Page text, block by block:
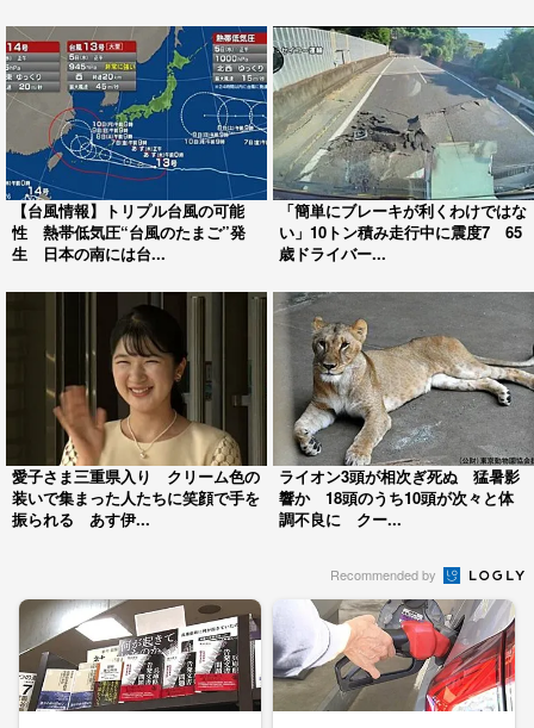
【台風情報】トリプル台風の可能
性 熱帯低気圧“台風のたまご”発
生 日本の南には台...
「簡単にブレーキが利くわけではな
い」10トン積み走行中に震度7 65
歳ドライバー...
愛子さま三重県入り クリーム色の
装いで集まった人たちに笑顔で手を
振られる あす伊...
ライオン3頭が相次ぎ死ぬ 猛暑影
響か 18頭のうち10頭が次々と体
調不良に クー...
Recommended by